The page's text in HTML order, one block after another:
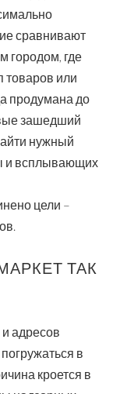
сравнивают
городом, где
товаров или
продумана до
зашедший
нужный
и всплывающих
цели –
ТАК
адресов
в
кроется в